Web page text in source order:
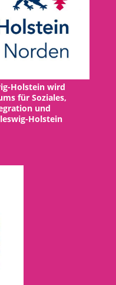
Holstein wird
für Soziales,
und
Holstein